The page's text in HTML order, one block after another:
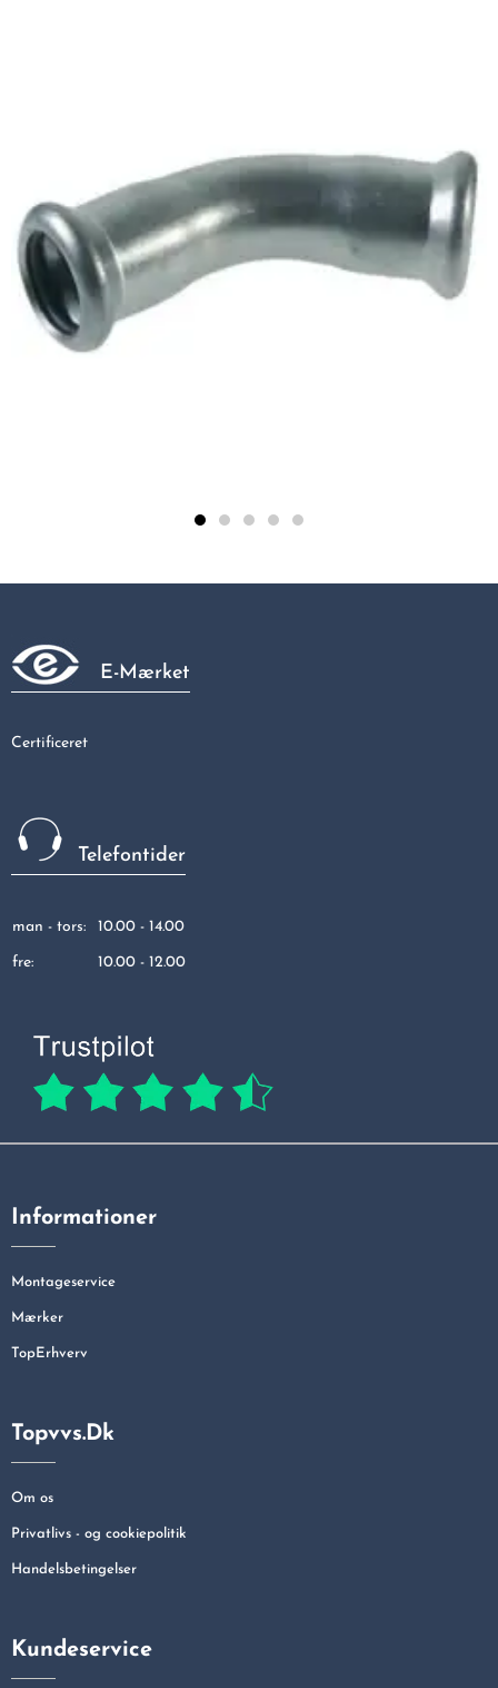
135,75 kr
E-Mærket
Certificeret
Telefontider
man - tors: 10.00 - 14.00
fre: 10.00 - 12.00
Informationer
Montageservice
Mærker
TopErhverv
Topvvs.dk
Om os
Privatlivs - og cookiepolitik
Handelsbetingelser
Kundeservice